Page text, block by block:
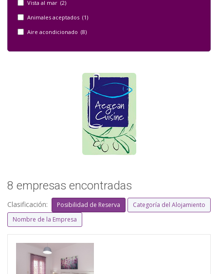
Vista al mar (2)
Animales aceptados (1)
Aire acondicionado (8)
8 empresas encontradas
Clasificación: Posibilidad de Reserva
Categoría del Alojamiento
Nombre de la Empresa